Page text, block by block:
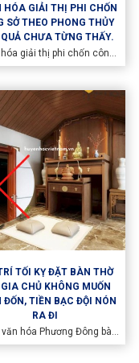
HÓA GIẢI THỊ PHI CHỐN
SỞ THEO PHONG THỦY
QUẢ CHƯA TỪNG THẤY.
giải thị phi chốn công
phong thủy là vấn đề
tâm. Chốn công sở vẫn
nơi đầy rẫy những thị phi,
chấp, bon chen nhất.
TỐI KỴ ĐẶT BÀN THỜ
GIA CHỦ KHÔNG MUỐN
ĐỐN, TIỀN BẠC ĐỘI NÓN
RA ĐI
hóa Phương Đông bàn
vô cùng linh thiêng. Đối